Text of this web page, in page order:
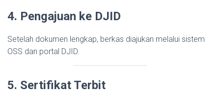
4. Pengajuan ke DJID
Setelah dokumen lengkap, berkas diajukan melalui sistem
OSS dan portal DJID.
5. Sertifikat Terbit